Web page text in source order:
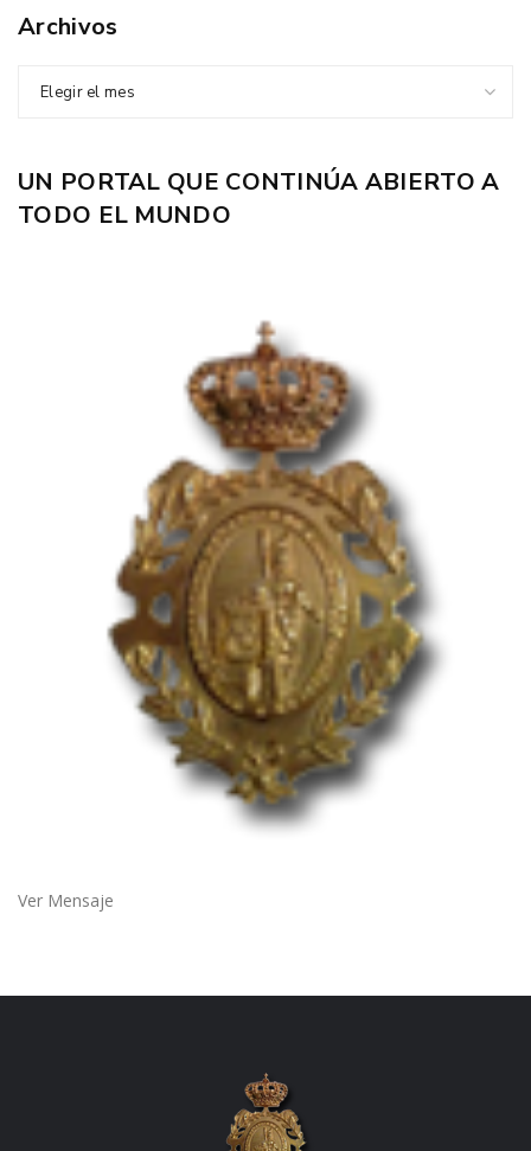
Archivos
Elegir el mes
UN PORTAL QUE CONTINÚA ABIERTO A
TODO EL MUNDO
Ver Mensaje